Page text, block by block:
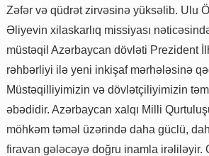
Zəfər və qüdrət zirvəsinə yüksəlib. Ulu
Əliyevin xilaskarlıq missiyası
müstəqil Azərbaycan dövləti Prezident
rəhbərliyi ilə yeni inkişaf mərhələsinə
Müstəqilliyimizin və dövlətçiliyimizin
əbədidir. Azərbaycan xalqı Milli
möhkəm təməl üzərində daha güclü,
firavan gələcəyə doğru inamla irəliləyir.